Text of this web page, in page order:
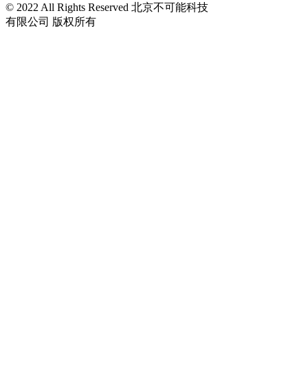
© 2022 All Rights Reserved 北京不可能科技
有限公司 版权所有